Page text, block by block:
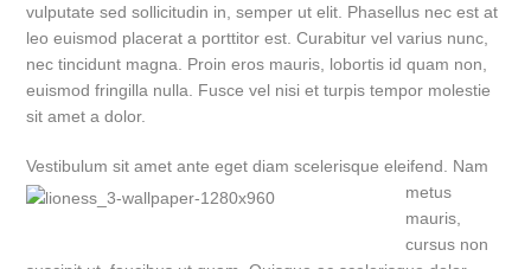
vulputate sed sollicitudin in, semper ut elit. Phasellus nec est at
leo euismod placerat a porttitor est. Curabitur vel varius nunc,
nec tincidunt magna. Proin eros mauris, lobortis id quam non,
euismod fringilla nulla. Fusce vel nisi et turpis tempor molestie
sit amet a dolor.
Vestibulum sit amet ante eget diam scelerisque eleifend. Nam
metus
mauris,
cursus non